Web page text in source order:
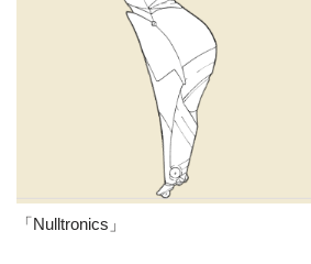
「Nulltronics」